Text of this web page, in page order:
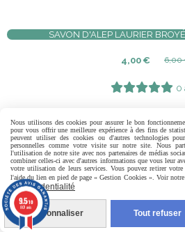
SAVON D'ALEP LAURIER
4,00€ 6,00
0
-33 %
Nous utilisons des cookies pour assurer le bon
pour vous offrir une meilleure expérience à des fins de
peuvent utiliser des cookies ou d'autres technologies
personnelles comme votre visite sur notre site. Nous
l'utilisation de notre site avec nos partenaires de médias
combiner celles-ci avec d'autres informations que vous leur
votre utilisation de leurs services. Vous pouvez retirer
l'aide du lien en pied de page « Gestion Cookies ». Voir
de confidentialité
Personnaliser Tout refuser
9.5/10
807 avis